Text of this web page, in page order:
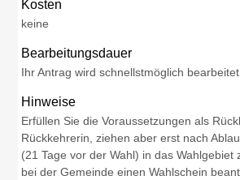
Kosten
keine
Bearbeitungsdauer
Ihr Antrag wird schnellstmöglich
Hinweise
Erfüllen Sie die Voraussetzungen als
Rückkehrerin, ziehen aber erst nach
(21 Tage vor der Wahl) in das Wahlgebiet
bei der Gemeinde einen Wahlschein